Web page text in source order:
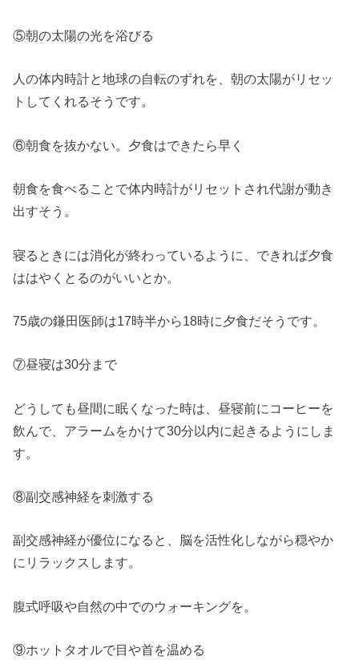
⑤朝の太陽の光を浴びる
人の体内時計と地球の自転のずれを、朝の太陽がリセッ
トしてくれるそうです。
⑥朝食を抜かない。夕食はできたら早く
朝食を食べることで体内時計がリセットされ代謝が動き
出すそう。
寝るときには消化が終わっているように、できれば夕食
ははやくとるのがいいとか。
75歳の鎌田医師は17時半から18時に夕食だそうです。
⑦昼寝は30分まで
どうしても昼間に眠くなった時は、昼寝前にコーヒーを
飲んで、アラームをかけて30分以内に起きるようにしま
す。
⑧副交感神経を刺激する
副交感神経が優位になると、脳を活性化しながら穏やか
にリラックスします。
腹式呼吸や自然の中でのウォーキングを。
⑨ホットタオルで目や首を温める